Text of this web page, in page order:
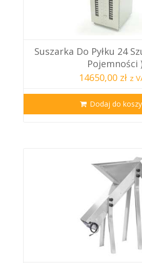
Suszarka Do Pyłku 24
Pojemności
14650,00 zł z
Dodaj do